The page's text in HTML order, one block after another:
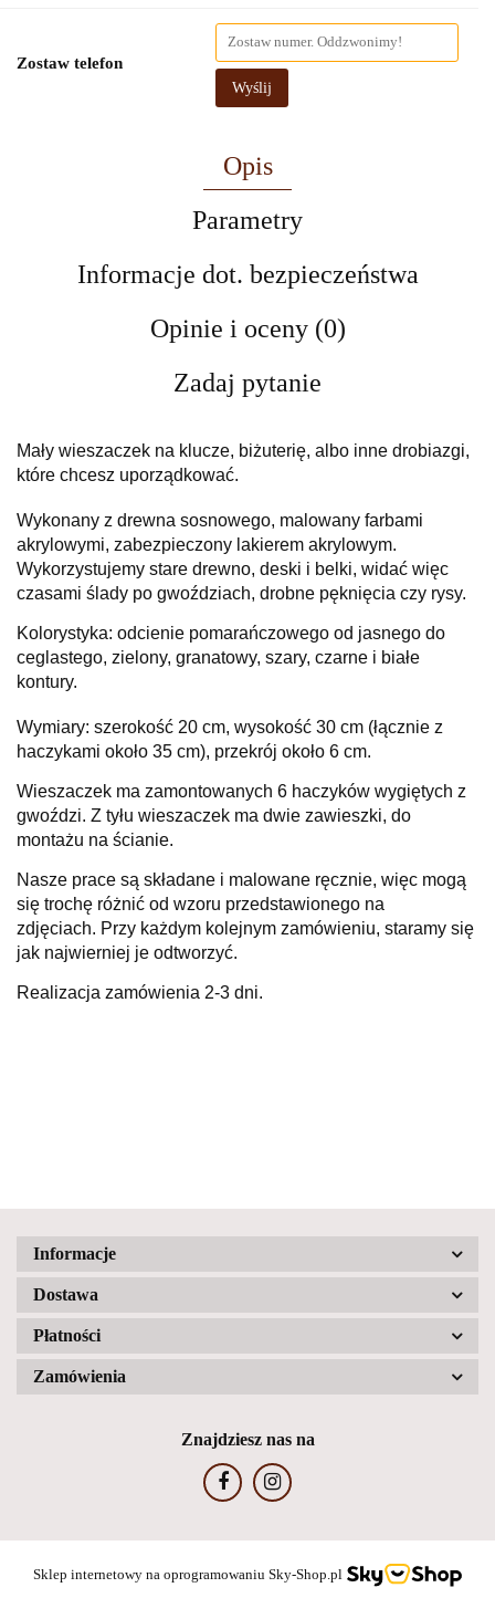
Zostaw telefon
Wyślij
Opis
Parametry
Informacje dot. bezpieczeństwa
Opinie i oceny (0)
Zadaj pytanie
Mały wieszaczek na klucze, biżuterię, albo inne drobiazgi,
które chcesz uporządkować.
Wykonany z drewna sosnowego, malowany farbami
akrylowymi, zabezpieczony lakierem akrylowym.
Wykorzystujemy stare drewno, deski i belki, widać więc
czasami ślady po gwoździach, drobne pęknięcia czy rysy.
Kolorystyka: odcienie pomarańczowego od jasnego do
ceglastego, zielony, granatowy, szary, czarne i białe
kontury.
Wymiary: szerokość 20 cm, wysokość 30 cm (łącznie z
haczykami około 35 cm), przekrój około 6 cm.
Wieszaczek ma zamontowanych 6 haczyków wygiętych z
gwoździ. Z tyłu wieszaczek ma dwie zawieszki, do
montażu na ścianie.
Nasze prace są składane i malowane ręcznie, więc mogą
się trochę różnić od wzoru przedstawionego na
zdjęciach. Przy każdym kolejnym zamówieniu, staramy się
jak najwierniej je odtworzyć.
Realizacja zamówienia 2-3 dni.
Informacje
Dostawa
Płatności
Zamówienia
Znajdziesz nas na
Sklep internetowy na oprogramowaniu Sky-Shop.pl